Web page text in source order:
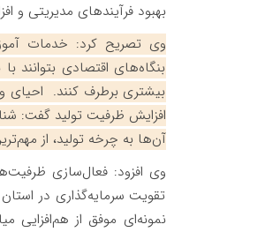
بهبود فرآیندهای مدیریتی و
وی تصریح کرد: خدمات
بنگاه‌های اقتصادی
بیشتری برطرف کنند. ️ احیای
افزایش ظرفیت تولید گفت:
آن‌ها به چرخه تولید، از
وی افزود: فعال‌سازی
تقویت سرمایه‌گذاری در
نمونه‌ای موفق از